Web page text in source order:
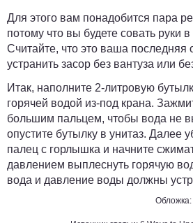
Для этого вам понадобится пара
потому что вы будете совать руки в
Считайте, что это ваша последняя
устранить засор без вантуза или
Итак, наполните 2-литровую
горячей водой из-под крана.
большим пальцем, чтобы вода не
опустите бутылку в унитаз. Далее
палец с горлышка и начните
давлением выплеснуть горячую
вода и давление воды должны
Обложка: